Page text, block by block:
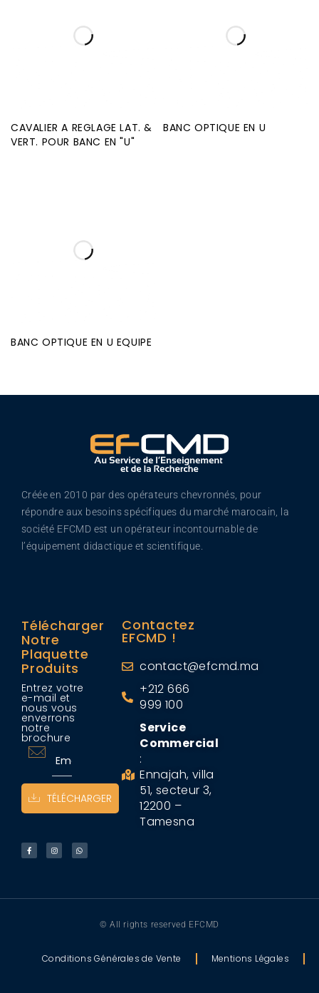
CAVALIER A REGLAGE LAT. &
VERT. POUR BANC EN "U"
BANC OPTIQUE EN U
BANC OPTIQUE EN U EQUIPE
Créée en 2010 par des opérateurs chevronnés, pour
répondre aux besoins spécifiques du marché marocain, la
société EFCMD est un opérateur incontournable de
l’équipement didactique et scientifique.
Télécharger
Notre
Plaquette
Produits
Entrez votre
e-mail et
nous vous
enverrons
notre
brochure
TÉLÉCHARGER
Contactez
EFCMD !
contact@efcmd.ma
+212 666
999 100
Service
Commercial
:
Ennajah, villa
51, secteur 3,
12200 –
Tamesna
© All rights reserved EFCMD
Conditions Générales de Vente Mentions Légales